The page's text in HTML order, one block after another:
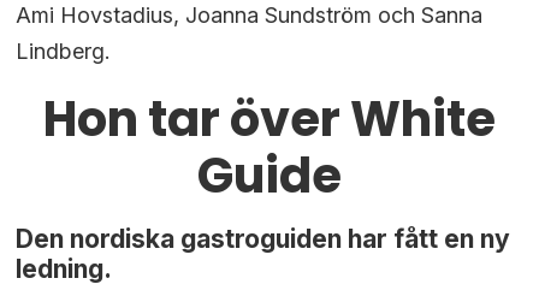
Ami Hovstadius, Joanna Sundström och Sanna
Lindberg.
Hon tar över White
Guide
Den nordiska gastroguiden har fått en ny
ledning.